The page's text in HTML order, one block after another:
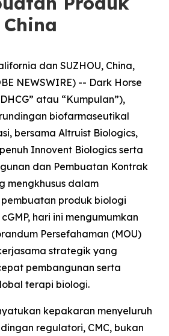
dan SUZHOU, China,
NEWSWIRE) -- Dark Horse
atau “Kumpulan”),
biofarmaseutikal
bersama Altruist Biologics,
Innovent Biologics serta
dan Pembuatan Kontrak
mengkhusus dalam
produk biologi
hari ini mengumumkan
Persefahaman (MOU)
strategik yang
pembangunan serta
terapi biologi.
kepakaran menyeluruh
regulatori, CMC, bukan